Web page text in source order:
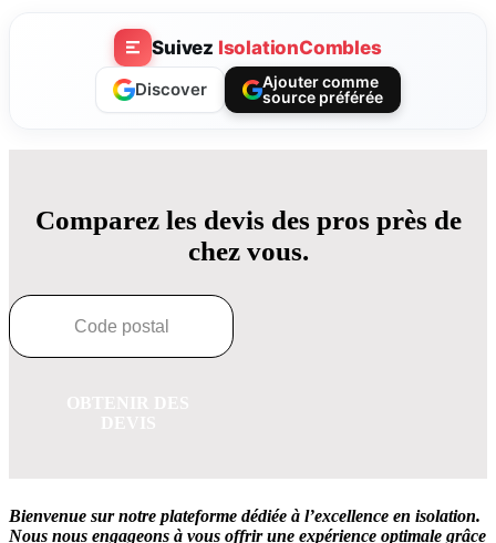
Suivez IsolationCombles
Discover
Ajouter comme
source préférée
Comparez les devis des pros près de
chez vous.
Bienvenue sur notre plateforme dédiée à l’excellence en isolation.
Nous nous engageons à vous offrir une expérience optimale grâce